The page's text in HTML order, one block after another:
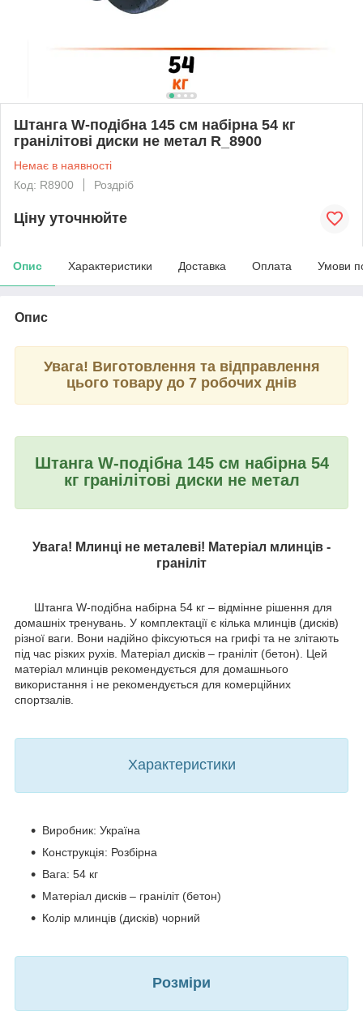
Штанга W-подібна 145 см набірна 54 кг
гранілітові диски не метал R_8900
Немає в наявності
Код: R8900
Роздріб
Ціну уточнюйте
Опис Характеристики Доставка Оплата Умови
Опис
Увага! Виготовлення та відправлення
цього товару до 7 робочих днів
Штанга W-подібна 145 см набірна 54
кг гранілітові диски не метал
Увага! Млинці не металеві! Матеріал млинців -
граніліт
Штанга W-подібна набірна 54 кг – відмінне рішення для
домашніх тренувань. У комплектації є кілька млинців (дисків)
різної ваги. Вони надійно фіксуються на грифі та не злітають
під час різких рухів. Матеріал дисків – граніліт (бетон). Цей
матеріал млинців рекомендується для домашнього
використання і не рекомендується для комерційних
спортзалів.
Характеристики
Виробник: Україна
Конструкція: Розбірна
Вага: 54 кг
Матеріал дисків – граніліт (бетон)
Колір млинців (дисків) чорний
Розміри